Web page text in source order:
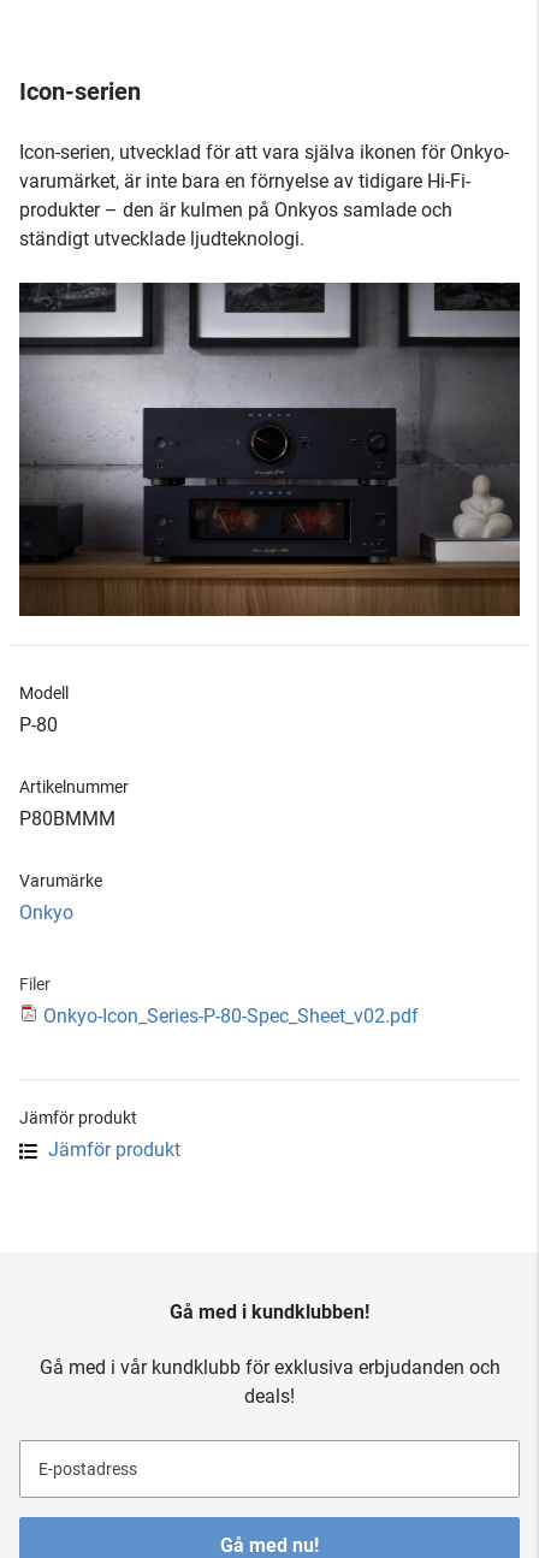
Icon-serien
Icon-serien, utvecklad för att vara själva ikonen för Onkyo-
varumärket, är inte bara en förnyelse av tidigare Hi-Fi-
produkter – den är kulmen på Onkyos samlade och
ständigt utvecklade ljudteknologi.
Modell
P-80
Artikelnummer
P80BMMM
Varumärke
Onkyo
Filer
Onkyo-Icon_Series-P-80-Spec_Sheet_v02.pdf
Jämför produkt
Jämför produkt
Gå med i kundklubben!
Gå med i vår kundklubb för exklusiva erbjudanden och
deals!
E-postadress
Gå med nu!